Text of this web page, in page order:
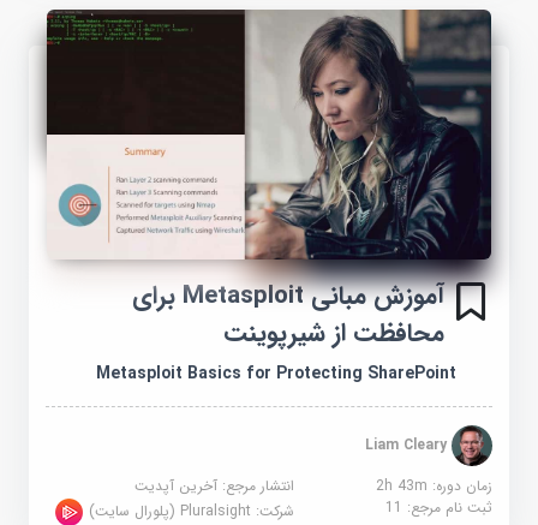
آموزش مبانی Metasploit برای
محافظت از شیرپوینت
Metasploit Basics for Protecting SharePoint
Liam Cleary
زمان دوره: 2h 43m
انتشار مرجع:آخرین آپدیت
ثبت نام مرجع:11 شرکت:Pluralsight (پلورال سایت)